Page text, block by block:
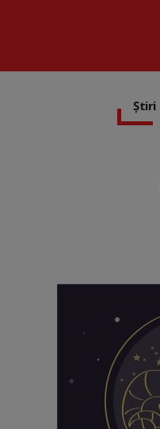
Știri